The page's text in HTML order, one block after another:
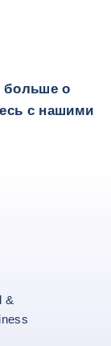
больше о
с нашими
&